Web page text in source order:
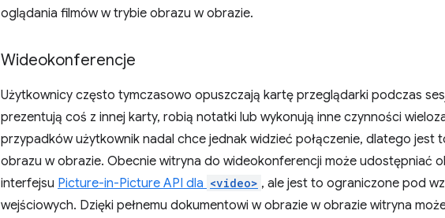
oglądania filmów w trybie obrazu w obrazie.
Wideokonferencje
Użytkownicy często tymczasowo opuszczają kartę przeglądarki podczas
prezentują coś z innej karty, robią notatki lub wykonują inne czynności
przypadków użytkownik nadal chce jednak widzieć połączenie, dlatego jest
obrazu w obrazie. Obecnie witryna do wideokonferencji może udostępniać
interfejsu Picture-in-Picture API dla <video> , ale jest to ograniczone pod
wejściowych. Dzięki pełnemu dokumentowi w obrazie w obrazie witryna